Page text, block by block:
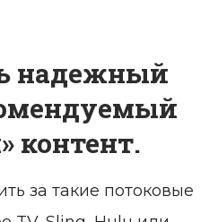
надежный
контент.
за такие потоковые